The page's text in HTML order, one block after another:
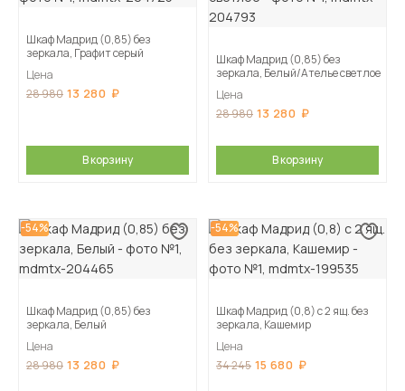
Шкаф Мадрид (0,85) без
зеркала, Графит серый
Цена
28 980 13 280
В корзину
Шкаф Мадрид (0,85) без
зеркала, Белый/Ателье светлое
Цена
28 980 13 280
В корзину
-54%
Шкаф Мадрид (0,85) без
зеркала, Белый
Цена
28 980 13 280
-54%
Шкаф Мадрид (0,8) с 2 ящ. без
зеркала, Кашемир
Цена
34 245 15 680